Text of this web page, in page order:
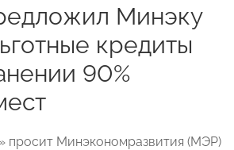
Минэку
кредиты
90%
Минэкономразвития (МЭР)